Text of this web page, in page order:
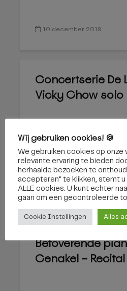
10 december 2019
Concertserie De
Vicky Chow solo
Betoverende
Cenakel –
Wij gebruiken cookies! 🍪
We gebruiken cookies op
relevante ervaring te bieden
herhaalde bezoeken te
accepteren" te klikken, stemt u
ALLE cookies. U kunt echter
gaan om een ​​gecontroleerde
Cookie Instellingen Alles